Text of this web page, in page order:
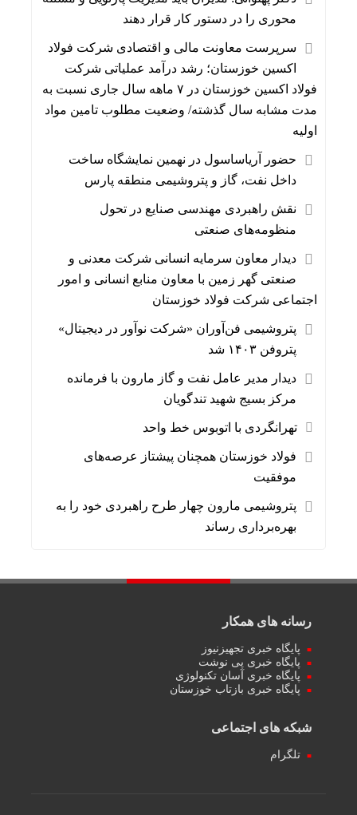
محوری را در دستور کار قرار دهند
سرپرست معاونت مالی و اقتصادی شرکت فولاد
اکسین خوزستان؛ رشد درآمد عملیاتی شرکت
فولاد اکسین خوزستان در ۷ ماهه سال جاری نسبت به
مدت مشابه سال گذشته/ وضعیت مطلوب تامین مواد
اولیه
حضور آریاساسول در نهمین نمایشگاه ساخت
داخل نفت، گاز و پتروشیمی منطقه پارس
نقش راهبردی مهندسی صنایع در تحول
منظومه‌‌های صنعتی
دیدار معاون سرمایه انسانی شرکت معدنی و
صنعتی گهر زمین با معاون منابع انسانی و امور
اجتماعی شرکت فولاد خوزستان
پتروشیمی فن‌آوران «شرکت نوآور در دیجیتال»
پتروفن ۱۴۰۳ شد
دیدار مدیر عامل نفت و گاز مارون با فرمانده
مرکز بسیج شهید تندگویان
تهرانگردی با اتوبوس خط واحد
فولاد خوزستان همچنان پیشتاز عرصه‌های
موفقیت
پتروشیمی مارون چهار طرح راهبردی خود را به
بهره‌برداری رساند
رسانه های همکار
پایگاه خبری تجهیزنیوز
پایگاه خبری پی نوشت
پایگاه خبری آسان تکنولوژی
پایگاه خبری بازتاب خوزستان
شبکه های اجتماعی
تلگرام